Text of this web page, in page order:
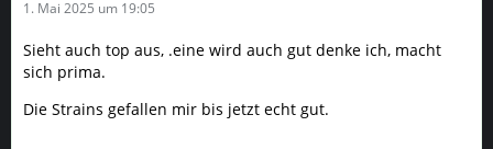
1. Mai 2025 um 19:05
Sieht auch top aus, .eine wird auch gut denke ich, macht
sich prima.
Die Strains gefallen mir bis jetzt echt gut.